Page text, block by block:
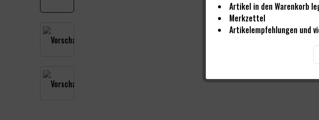
Artikel in den Warenkorb
Merkzettel
Artikelempfehlungen und